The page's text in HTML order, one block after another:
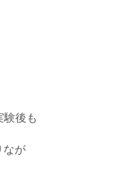
験後も
なが